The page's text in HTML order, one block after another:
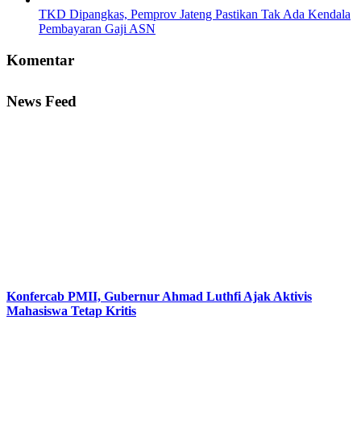
TKD Dipangkas, Pemprov Jateng Pastikan Tak Ada Kendala
Pembayaran Gaji ASN
Komentar
News Feed
Konfercab PMII, Gubernur Ahmad Luthfi Ajak Aktivis
Mahasiswa Tetap Kritis